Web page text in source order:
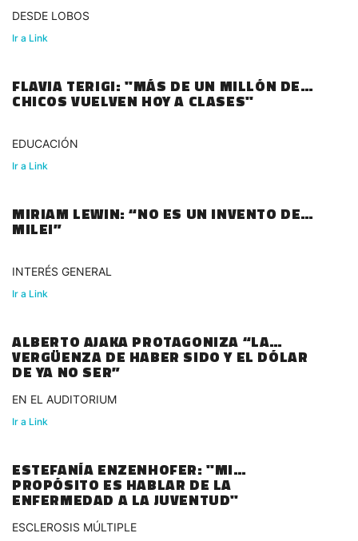
DESDE LOBOS
Ir a Link
FLAVIA TERIGI: "MÁS DE UN MILLÓN DE
CHICOS VUELVEN HOY A CLASES"
EDUCACIÓN
Ir a Link
MIRIAM LEWIN: “NO ES UN INVENTO DE
MILEI”
INTERÉS GENERAL
Ir a Link
ALBERTO AJAKA PROTAGONIZA “LA
VERGÜENZA DE HABER SIDO Y EL DÓLAR
DE YA NO SER”
EN EL AUDITORIUM
Ir a Link
ESTEFANÍA ENZENHOFER: "MI
PROPÓSITO ES HABLAR DE LA
ENFERMEDAD A LA JUVENTUD"
ESCLEROSIS MÚLTIPLE